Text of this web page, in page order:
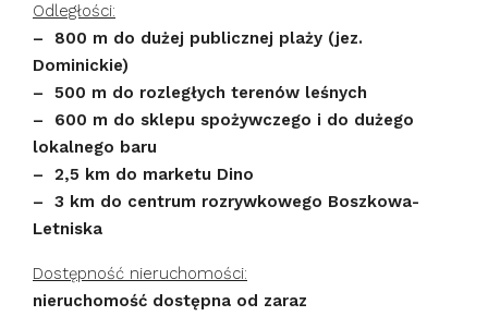
Odległości:
– 800 m do dużej publicznej plaży (jez.
Dominickie)
– 500 m do rozległych terenów leśnych
– 600 m do sklepu spożywczego i do dużego
lokalnego baru
– 2,5 km do marketu Dino
– 3 km do centrum rozrywkowego Boszkowa-
Letniska
Dostępność nieruchomości:
nieruchomość dostępna od zaraz